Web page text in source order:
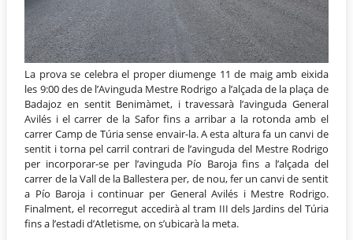
La prova se celebra el proper diumenge 11 de maig amb eixida
les 9:00 des de l’Avinguda Mestre Rodrigo a l’alçada de la plaça de
Badajoz en sentit Benimàmet, i travessarà l’avinguda General
Avilés i el carrer de la Safor fins a arribar a la rotonda amb el
carrer Camp de Túria sense envair-la. A esta altura fa un canvi de
sentit i torna pel carril contrari de l’avinguda del Mestre Rodrigo
per incorporar-se per l’avinguda Pío Baroja fins a l’alçada del
carrer de la Vall de la Ballestera per, de nou, fer un canvi de sentit
a Pío Baroja i continuar per General Avilés i Mestre Rodrigo.
Finalment, el recorregut accedirà al tram III dels Jardins del Túria
fins a l’estadi d’Atletisme, on s’ubicarà la meta.